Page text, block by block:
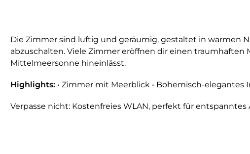
Die Zimmer sind luftig und geräumig, gestaltet in warmen
abzuschalten. Viele Zimmer eröffnen dir einen
Mittelmeersonne hineinlässt.
Highlights: • Zimmer mit Meerblick • Bohemisch-elegantes
Verpasse nicht: Kostenfreies WLAN, perfekt für